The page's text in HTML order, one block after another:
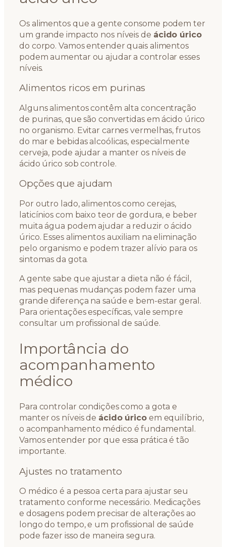
Os alimentos que a gente consome podem ter
um grande impacto nos níveis de ácido úrico
do corpo. Vamos entender quais alimentos
podem aumentar ou ajudar a controlar esses
níveis.
Alimentos ricos em purinas
Alguns alimentos contêm alta concentração
de purinas, que são convertidas em ácido úrico
no organismo. Evitar carnes vermelhas, frutos
do mar e bebidas alcoólicas, especialmente
cerveja, pode ajudar a manter os níveis de
ácido úrico sob controle.
Opções que ajudam
Por outro lado, alimentos como cerejas,
laticínios com baixo teor de gordura, e beber
muita água podem ajudar a reduzir o ácido
úrico. Esses alimentos auxiliam na eliminação
pelo organismo e podem trazer alívio para os
sintomas da gota.
A gente sabe que ajustar a dieta não é fácil,
mas pequenas mudanças podem fazer uma
grande diferença na saúde e bem-estar geral.
Para orientações específicas, vale sempre
consultar um profissional de saúde.
Importância do
acompanhamento
médico
Para controlar condições como a gota e
manter os níveis de ácido úricoem equilíbrio,
o acompanhamento médico é fundamental.
Vamos entender por que essa prática é tão
importante.
Ajustes no tratamento
O médico é a pessoa certa para ajustar seu
tratamento conforme necessário. Medicações
e dosagens podem precisar de alterações ao
longo do tempo, e um profissional de saúde
pode fazer isso de maneira segura.